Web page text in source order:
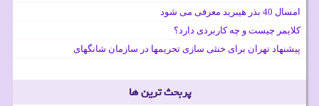
امسال 40 بذر هیبرید معرفی می شود
کلایمر چیست و چه کاربردی دارد؟
پیشنهاد تهران برای خنثی سازی تحریمها در سازمان شانگهای
پربحث ترین ها